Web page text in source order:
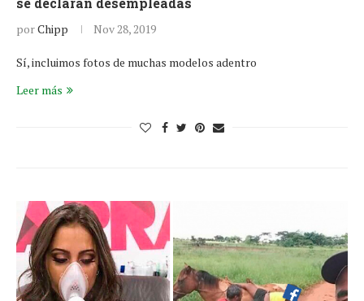
porChipp Nov 28, 2019
Sí, incluimos fotos de muchas modelos adentro
Leer más